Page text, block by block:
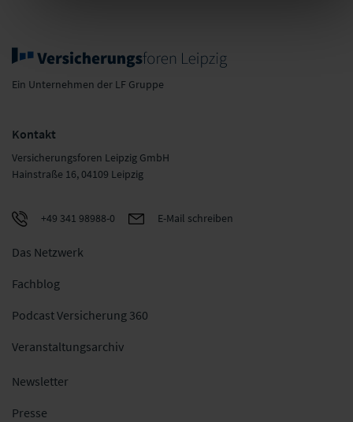
Ein Unternehmen der LF Gruppe
Kontakt
Versicherungsforen Leipzig GmbH
Hainstraße 16, 04109 Leipzig
+49 341 98988-0 E-Mail schreiben
Das Netzwerk
Fachblog
Podcast Versicherung 360
Veranstaltungsarchiv
Newsletter
Presse